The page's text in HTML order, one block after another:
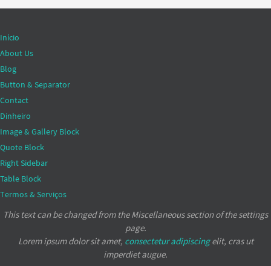
Início
About Us
Blog
Button & Separator
Contact
Dinheiro
Image & Gallery Block
Quote Block
Right Sidebar
Table Block
Termos & Serviços
This text can be changed from the Miscellaneous section of the settings
page.
Lorem ipsumdolor sit amet, consectetur adipiscingelit, cras ut
imperdiet augue.